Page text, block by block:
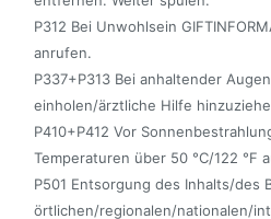
P312 Bei Unwohlsein
anrufen.
P337+P313 Bei anhaltender
einholen/ärztliche Hilfe
P410+P412 Vor
Temperaturen über 50 °C/122 °F
P501 Entsorgung des Inhalts/des
örtlichen/regionalen/nationalen/